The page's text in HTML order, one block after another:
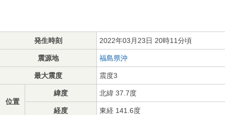
発生時刻 2022年03月23日 20時11分頃
震源地 福島県沖
最大震度 震度3
位置
緯度 北緯 37.7度
経度 東経 141.6度